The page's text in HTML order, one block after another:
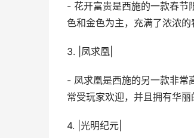
- 花开富贵是西施的一款春节
色和金色为主，充满了浓浓的
3. |凤求凰|
- 凤求凰是西施的另一款非常
常受玩家欢迎，并且拥有华丽
4. |光明纪元|